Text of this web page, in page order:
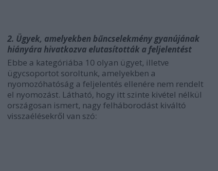
2. Ügyek, amelyekben bűncselekmény gyanújának
hiányára hivatkozva elutasították a feljelentést
Ebbe a kategóriába 10 olyan ügyet, illetve
ügycsoportot soroltunk, amelyekben a
nyomozóhatóság a feljelentés ellenére nem rendelt
el nyomozást. Látható, hogy itt szinte kivétel nélkül
országosan ismert, nagy felháborodást kiváltó
visszaélésekről van szó: